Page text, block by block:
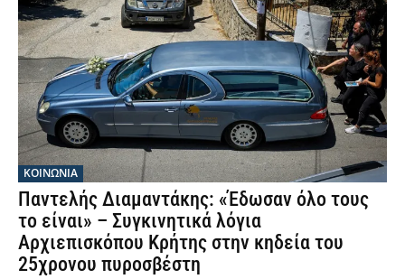
ΚΟΙΝΩΝΙΑ
Παντελής Διαμαντάκης: «Έδωσαν όλο τους
το είναι» – Συγκινητικά λόγια
Αρχιεπισκόπου Κρήτης στην κηδεία του
25χρονου πυροσβέστη